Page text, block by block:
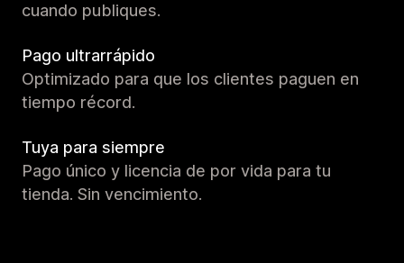
cuando publiques.
Pago ultrarrápido
Optimizado para que los clientes paguen en
tiempo récord.
Tuya para siempre
Pago único y licencia de por vida para tu
tienda. Sin vencimiento.